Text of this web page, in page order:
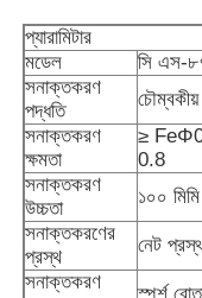
বাড়ি
পণ্য
ভিডিও
আমাদের সম্বন্ধে
প্যারামিটার
মডেল
সি এস-
সনাক্তকরণ
পদ্ধতি
সনাক্তকরণ
ক্ষমতা
≥
0.8
সনাক্তকরণ
উচ্চতা
১০০ মিমি
সনাক্তকরণের
প্রস্থ
নেট
সনাক্তকরণ
স্পর্শ